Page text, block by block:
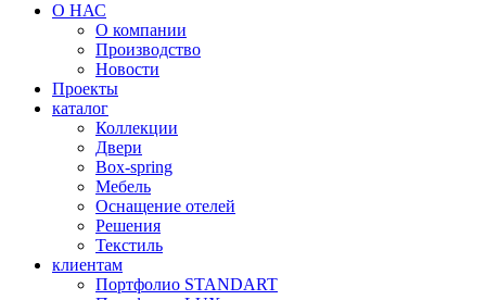
О НАС
О компании
Производство
Новости
Проекты
каталог
Коллекции
Двери
Box-spring
Мебель
Оснащение отелей
Решения
Текстиль
клиентам
Портфолио STANDART